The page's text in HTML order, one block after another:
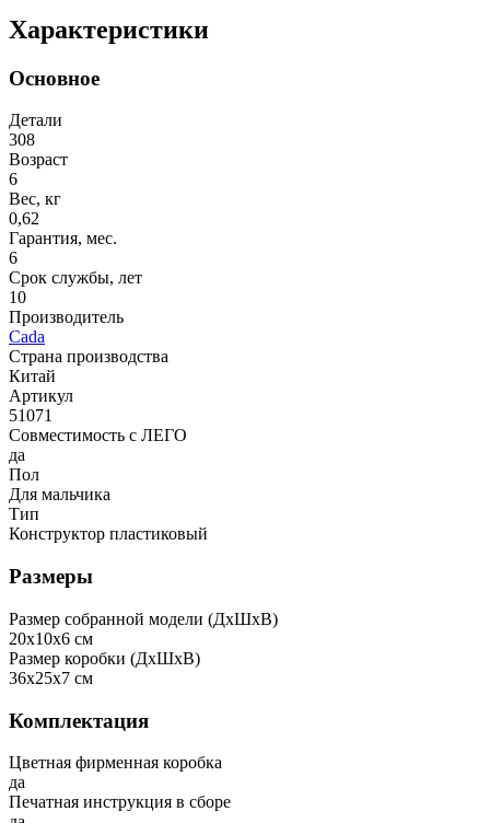
Характеристики
Основное
Детали
308
Возраст
6
Вес, кг
0,62
Гарантия, мес.
6
Срок службы, лет
10
Производитель
Cada
Страна производства
Китай
Артикул
51071
Совместимость с ЛЕГО
да
Пол
Для мальчика
Тип
Конструктор пластиковый
Размеры
Размер собранной модели (ДxШxВ)
20x10x6 см
Размер коробки (ДxШxВ)
36x25x7 см
Комплектация
Цветная фирменная коробка
да
Печатная инструкция в сборе